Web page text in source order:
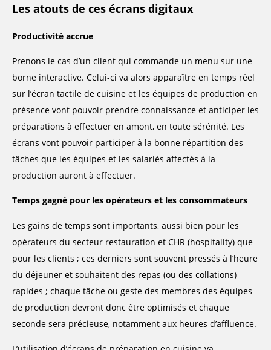
Les atouts de ces écrans digitaux
Productivité accrue
Prenons le cas d’un client qui commande un menu sur une
borne interactive. Celui-ci va alors apparaître en temps réel
sur l’écran tactile de cuisine et les équipes de production en
présence vont pouvoir prendre connaissance et anticiper les
préparations à effectuer en amont, en toute sérénité. Les
écrans vont pouvoir participer à la bonne répartition des
tâches que les équipes et les salariés affectés à la
production auront à effectuer.
Temps gagné pour les opérateurs et les consommateurs
Les gains de temps sont importants, aussi bien pour les
opérateurs du secteur restauration et CHR (hospitality) que
pour les clients ; ces derniers sont souvent pressés à l’heure
du déjeuner et souhaitent des repas (ou des collations)
rapides ; chaque tâche ou geste des membres des équipes
de production devront donc être optimisés et chaque
seconde sera précieuse, notamment aux heures d’affluence.